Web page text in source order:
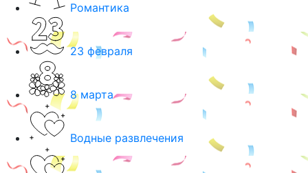
Романтика
23 февраля
8 марта
Водные развлечения